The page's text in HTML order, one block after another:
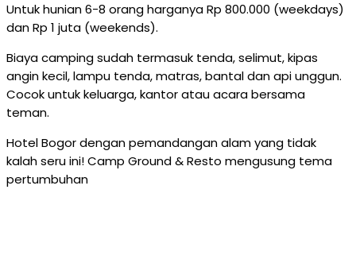
Untuk hunian 6-8 orang harganya Rp 800.000 (weekdays)
dan Rp 1 juta (weekends).
Biaya camping sudah termasuk tenda, selimut, kipas
angin kecil, lampu tenda, matras, bantal dan api unggun.
Cocok untuk keluarga, kantor atau acara bersama
teman.
Hotel Bogor dengan pemandangan alam yang tidak
kalah seru ini! Camp Ground & Resto mengusung tema
pertumbuhan